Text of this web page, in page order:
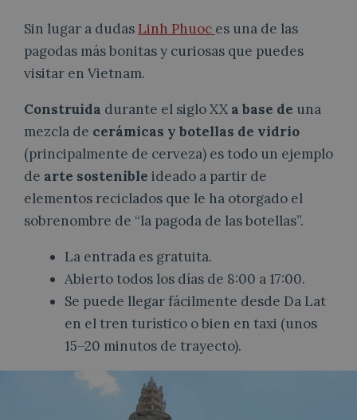
Sin lugar a dudas Linh Phuoc es una de las
pagodas más bonitas y curiosas que puedes
visitar en Vietnam.
Construida durante el siglo XX a base de una
mezcla de cerámicas y botellas de vidrio
(principalmente de cerveza) es todo un ejemplo
de arte sostenible ideado a partir de
elementos reciclados que le ha otorgado el
sobrenombre de “la pagoda de las botellas”.
La entrada es gratuita.
Abierto todos los días de 8:00 a 17:00.
Se puede llegar fácilmente desde Da Lat
en el tren turístico o bien en taxi (unos
15–20 minutos de trayecto).